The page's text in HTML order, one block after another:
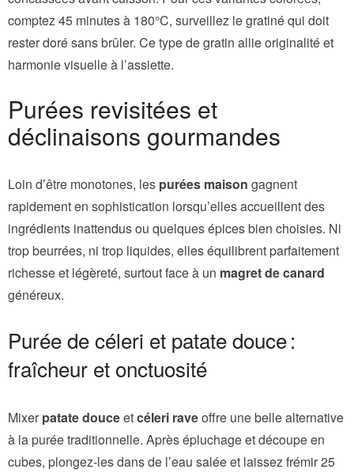
comptez 45 minutes à 180°C, surveillez le gratiné qui doit
rester doré sans brûler. Ce type de gratin allie originalité et
harmonie visuelle à l’assiette.
Purées revisitées et
déclinaisons gourmandes
Loin d’être monotones, les purées maison gagnent
rapidement en sophistication lorsqu’elles accueillent des
ingrédients inattendus ou quelques épices bien choisies. Ni
trop beurrées, ni trop liquides, elles équilibrent parfaitement
richesse et légèreté, surtout face à un magret de canard
généreux.
Purée de céleri et patate douce :
fraîcheur et onctuosité
Mixer patate douceetcéleri raveoffre une belle alternative
à la purée traditionnelle. Après épluchage et découpe en
cubes, plongez-les dans de l’eau salée et laissez frémir 25